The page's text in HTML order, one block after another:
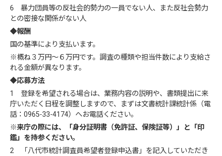
6 暴力団員等の反社会的勢力の一員でない人、また反社会勢力
との密接な関係がない人
◆報酬
国の基準により支払います。
※概ね３万円～６万円です。調査の種類や担当件数により支給さ
れる金額が異なります。
◆応募方法
1 登録を希望される場合は、業務内容の説明や、書類提出に来
庁いただく日程を調整しますので、まずは文書統計課統計係（電
話：0965-33-4174）へお電話ください。
※来庁の際には、「身分証明書（免許証、保険証等）」と「印
鑑」を持参ください。
2 「八代市統計調査員希望者登録申込書」を記入していただき